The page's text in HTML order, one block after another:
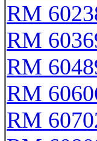
RM
RM
RM
RM
RM